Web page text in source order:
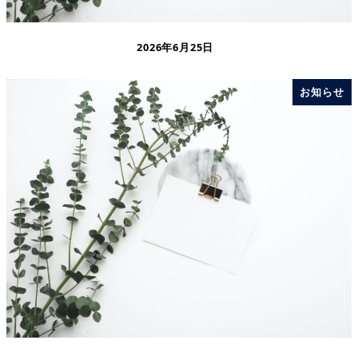
2026年6月25日
お知らせ